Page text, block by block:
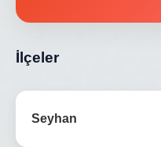
İlçeler
Seyhan